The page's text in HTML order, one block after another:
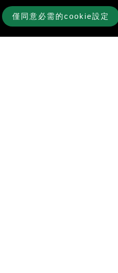
僅同意必需的cookie設定